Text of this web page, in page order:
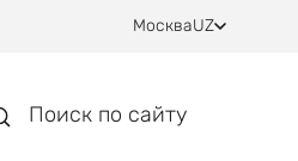
МоскваUZ
Поиск по сайту